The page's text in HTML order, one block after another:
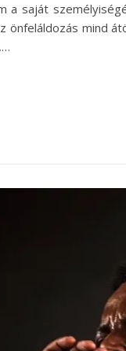
a saját
önfeláldozás mind